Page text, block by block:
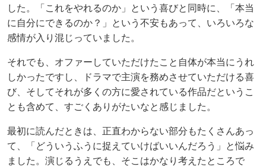
した。「これをやれるのか」という喜びと同時に、「本当
に自分にできるのか？」という不安もあって、いろいろな
感情が入り混じっていました。
それでも、オファーしていただけたこと自体が本当にうれ
しかったですし、ドラマで主演を務めさせていただける喜
び、そしてそれが多くの方に愛されている作品だというこ
とも含めて、すごくありがたいなと感じました。
最初に読んだときは、正直わからない部分もたくさんあっ
て、「どういうふうに捉えていけばいいんだろう」と悩み
ました。演じるうえでも、そこはかなり考えたところで